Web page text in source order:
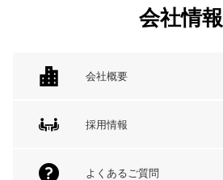
会社情報
会社概要
採用情報
よくあるご質問